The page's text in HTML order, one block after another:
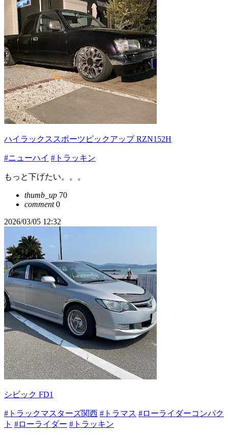
ハイラックススポーツピックアップ RZN152H
#ニューハイ #トラッキン
もっと下げたい。。。
thumb_up 70
comment0
2026/03/05 12:32
シビック FD1
#トラックマスターズ関西 #トラマス #ローライダーコンパク
ト #ローライダー #トラッキン